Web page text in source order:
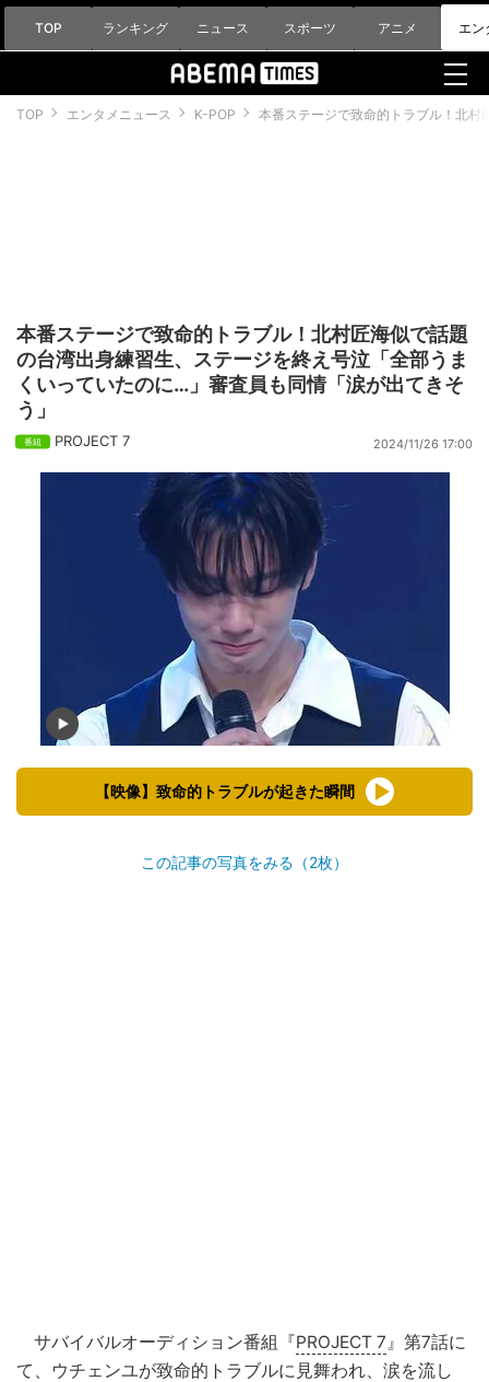
TOP ランキング ニュース スポーツ アニメ エン
TOP エンタメニュース K-POP 本番ステージで致命的トラブル！北
本番ステージで致命的トラブル！北村匠海似で話題
の台湾出身練習生、ステージを終え号泣「全部うま
くいっていたのに…」審査員も同情「涙が出てきそ
う」
PROJECT 7 2024/11/26 17:00
【映像】致命的トラブルが起きた瞬間
この記事の写真をみる（2枚）
サバイバルオーディション番組『PROJECT 7 』第7話に
て、ウチェンユが致命的トラブルに見舞われ、涙を流し